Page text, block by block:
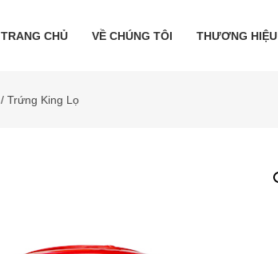
TRANG CHỦ VỀ CHÚNG TÔI THƯƠNG HIỆU
/ Trứng King Lọ